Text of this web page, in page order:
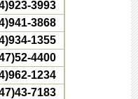
3993
3868
1355
4400
1234
7183